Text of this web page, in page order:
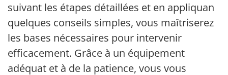
suivant les étapes détaillées et en appliquant
quelques conseils simples, vous maîtriserez
les bases nécessaires pour intervenir
efficacement. Grâce à un équipement
adéquat et à de la patience, vous vous